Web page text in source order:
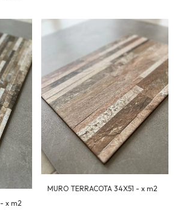
- x m2
MURO TERRACOTA 34X51 - x m2